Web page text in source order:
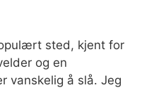
sted, kjent for
og en
vanskelig å slå. Jeg